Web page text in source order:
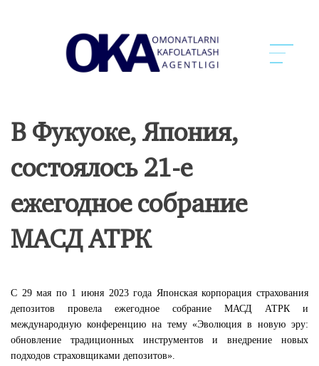
В Фукуоке, Япония,
состоялось 21-е
ежегодное собрание
МАСД АТРК
С 29 мая по 1 июня 2023 года Японская корпорация страхования
депозитов провела ежегодное собрание МАСД АТРК и
международную конференцию на тему «Эволюция в новую эру:
обновление традиционных инструментов и внедрение новых
подходов страховщиками депозитов».